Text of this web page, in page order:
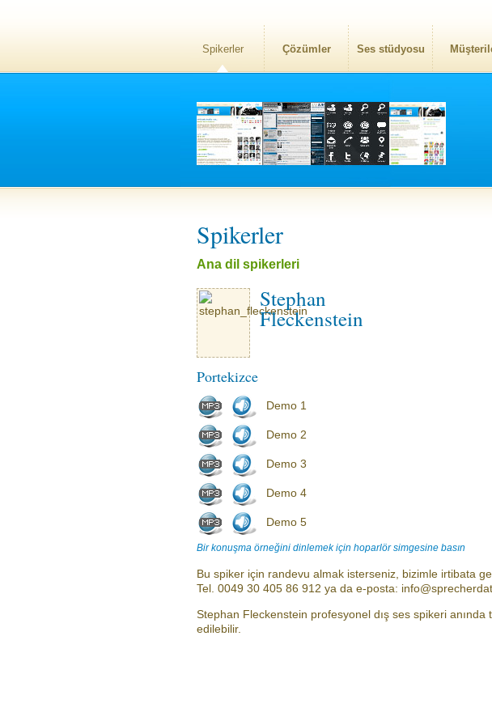
Spikerler Çözümler Ses stüdyosu
Spikerler
Ana dil spikerleri
Stephan
Fleckenstein
Portekizce
Demo 1
Demo 2
Demo 3
Demo 4
Demo 5
Bir konuşma örneğini dinlemek için hoparlör simgesine basın
Bu spiker için randevu almak isterseniz, bizimle irtibata
Tel. 0049 30 405 86 912 ya da e-posta:
Stephan Fleckenstein profesyonel dış ses spikeri anında
edilebilir.